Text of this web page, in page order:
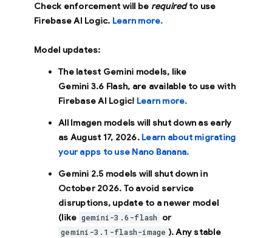
Check enforcement will be requiredto use
Firebase AI Logic. Learn more.
Model updates:
The latest Gemini models, like
Gemini 3.6 Flash, are available to use with
Firebase AI Logic! Learn more.
All Imagen models will shut down as early
as August 17, 2026. Learn about migrating
your apps to use Nano Banana.
Gemini 2.5 models will shut down in
October 2026. To avoid service
disruptions, update to a newer model
(like gemini-3.6-flash or
gemini-3.1-flash-image ). Any stable